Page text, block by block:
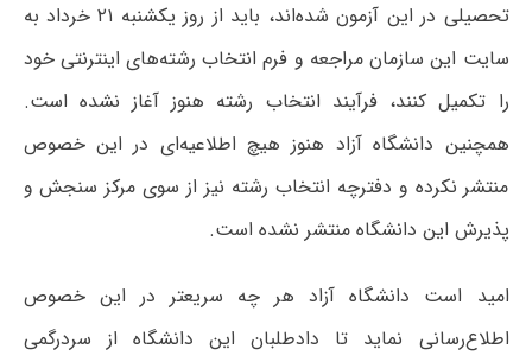
تحصیلی در این آزمون شده‌اند، باید از روز یکشنبه ۲۱ خرداد به
سایت این سازمان مراجعه و فرم انتخاب رشته‌های اینترنتی خود
را تکمیل کنند، فرآیند انتخاب رشته هنوز آغاز نشده است.
همچنین دانشگاه آزاد هنوز هیچ اطلاعیه‌ای در این خصوص
منتشر نکرده و دفترچه انتخاب رشته نیز از سوی مرکز سنجش و
پذیرش این دانشگاه منتشر نشده است.
امید است دانشگاه آزاد هر چه سریعتر در این خصوص
اطلاع‌رسانی نماید تا دادطلبان این دانشگاه از سردرگمی